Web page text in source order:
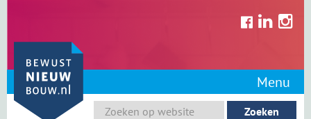
content
Menu